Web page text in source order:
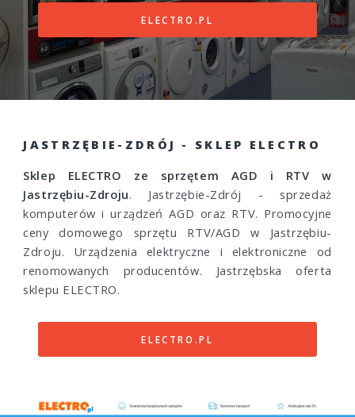
ELECTRO.PL
JASTRZĘBIE-ZDRÓJ - SKLEP ELECTRO
Sklep ELECTRO ze sprzętem AGD i RTV w
Jastrzębiu-Zdroju. Jastrzębie-Zdrój - sprzedaż
komputerów i urządzeń AGD oraz RTV. Promocyjne
ceny domowego sprzętu RTV/AGD w Jastrzębiu-
Zdroju. Urządzenia elektryczne i elektroniczne od
renomowanych producentów. Jastrzębska oferta
sklepu ELECTRO.
ELECTRO.PL